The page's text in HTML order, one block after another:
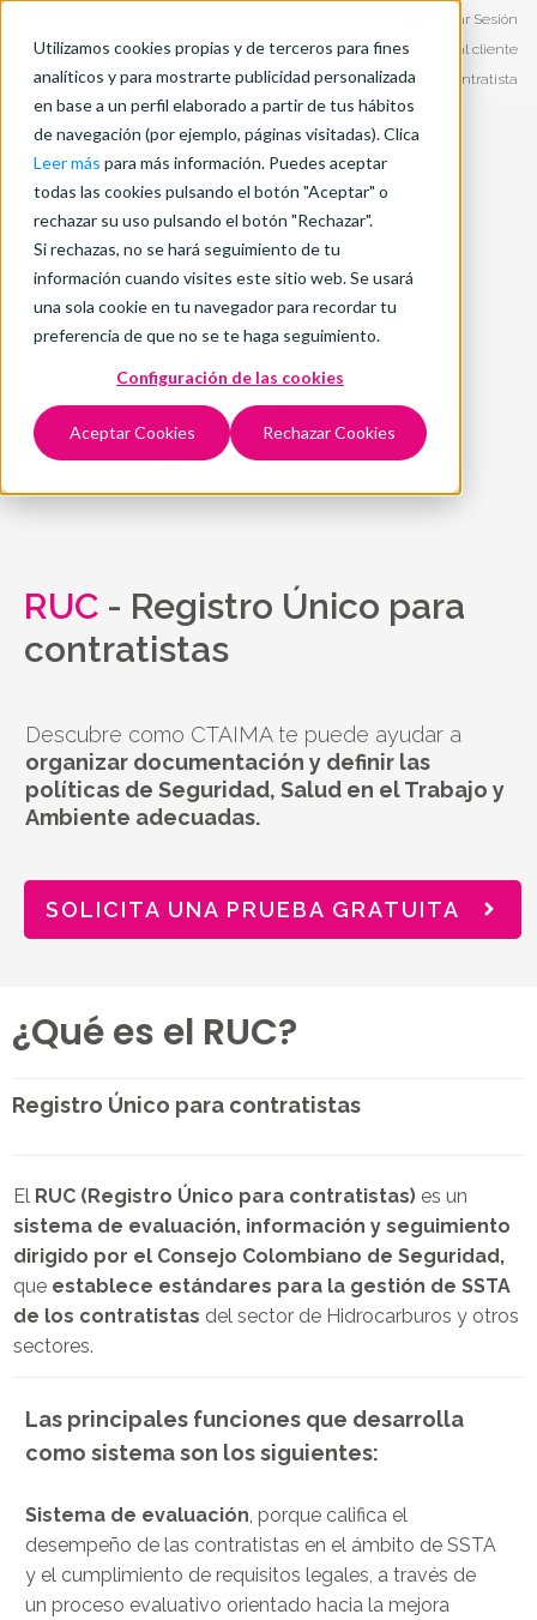
Utilizamos cookies propias y de terceros para fines
analíticos y para mostrarte publicidad personalizada
en base a un perfil elaborado a partir de tus hábitos
de navegación (por ejemplo, páginas visitadas). Clica
Leer más para más información. Puedes aceptar
todas las cookies pulsando el botón "Aceptar" o
rechazar su uso pulsando el botón "Rechazar".
Si rechazas, no se hará seguimiento de tu
información cuando visites este sitio web. Se usará
una sola cookie en tu navegador para recordar tu
preferencia de que no se te haga seguimiento.
Configuración de las cookies
Aceptar Cookies Rechazar Cookies
Trabaja con nosotros
Sobre nosotros
Iniciar Sesión
Atención al cliente
Soporte Contratista
RUC - Registro Único para
contratistas
Descubre como CTAIMA te puede ayudar a
organizar documentación y definir las
políticas de Seguridad, Salud en el Trabajo y
Ambiente adecuadas.
SOLICITA UNA PRUEBA GRATUITA
¿Qué es el RUC?
Registro Único para contratistas
El RUC (Registro Único para contratistas) es un
sistema de evaluación, información y seguimiento
dirigido por el Consejo Colombiano de Seguridad,
que establece estándares para la gestión de SSTA
de los contratistas del sector de Hidrocarburos y otros
sectores.
Las principales funciones que desarrolla
como sistema son los siguientes:
Sistema de evaluación, porque califica el
desempeño de las contratistas en el ámbito de SSTA
y el cumplimiento de requisitos legales, a través de
un proceso evaluativo orientado hacia la mejora